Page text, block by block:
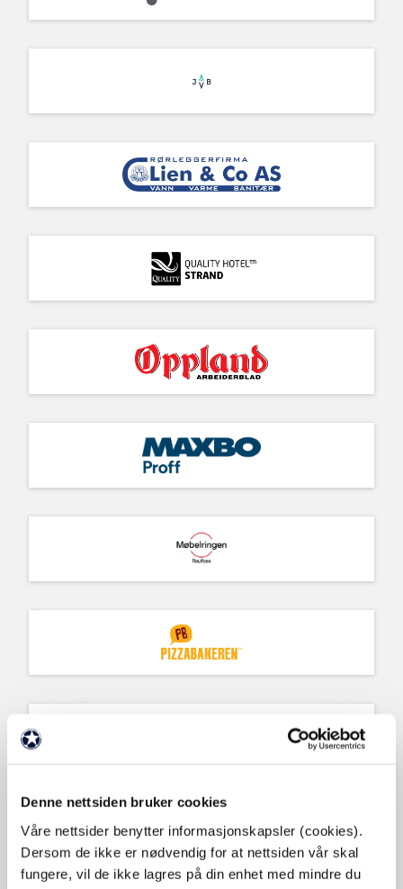
Denne nettsiden bruker cookies
Våre nettsider benytter informasjonskapsler (cookies).
Dersom de ikke er nødvendig for at nettsiden vår skal
fungere, vil de ikke lagres på din enhet med mindre du
BRONSEPARTNERE